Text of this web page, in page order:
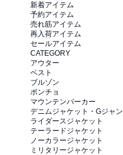
新着アイテム
予約アイテム
売れ筋アイテム
再入荷アイテム
セールアイテム
CATEGORY
アウター
ベスト
ブルゾン
ポンチョ
マウンテンパーカー
デニムジャケット・Gジャン
ライダースジャケット
テーラードジャケット
ノーカラージャケット
ミリタリージャケット